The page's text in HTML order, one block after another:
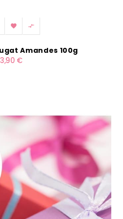
 
Amandes 100g
3,90 €